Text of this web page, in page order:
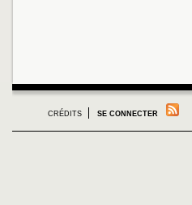
CRÉDITS SE CONNECTER